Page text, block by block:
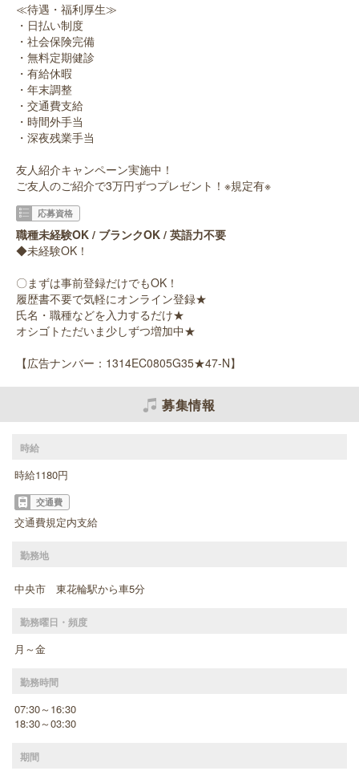
≪待遇・福利厚生≫
・日払い制度
・社会保険完備
・無料定期健診
・有給休暇
・年末調整
・交通費支給
・時間外手当
・深夜残業手当
友人紹介キャンペーン実施中！
ご友人のご紹介で3万円ずつプレゼント！※規定有※
応募資格
職種未経験OK / ブランクOK / 英語力不要
◆未経験OK！
〇まずは事前登録だけでもOK！
履歴書不要で気軽にオンライン登録★
氏名・職種などを入力するだけ★
オシゴトただいま少しずつ増加中★
【広告ナンバー：1314EC0805G35★47-N】
募集情報
時給
時給1180円
交通費
交通費規定内支給
勤務地
中央市 東花輪駅から車5分
勤務曜日・頻度
月～金
勤務時間
07:30～16:30
18:30～03:30
期間